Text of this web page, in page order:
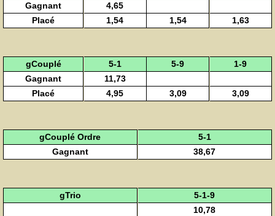
Gagnant
4,65
Placé
1,54 1,54 1,63
gCouplé 5-1 5-9
1-9
Gagnant
11,73
Placé
4,95 3,09 3,09
gCouplé Ordre
5-1
Gagnant
38,67
gTrio
5-1-9
10,78